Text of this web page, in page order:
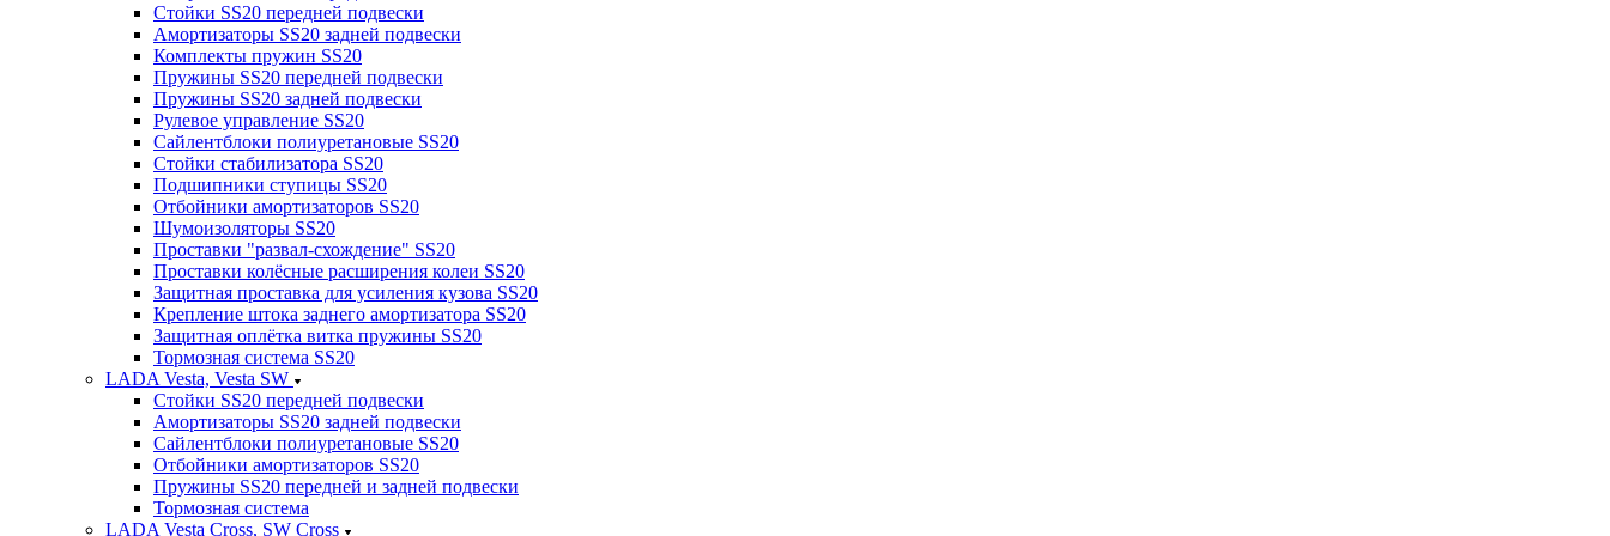
Стойки SS20 передней подвески
Амортизаторы SS20 задней подвески
Комплекты пружин SS20
Пружины SS20 передней подвески
Пружины SS20 задней подвески
Рулевое управление SS20
Сайлентблоки полиуретановые SS20
Стойки стабилизатора SS20
Подшипники ступицы SS20
Отбойники амортизаторов SS20
Шумоизоляторы SS20
Проставки "развал-схождение" SS20
Проставки колёсные расширения колеи SS20
Защитная проставка для усиления кузова SS20
Крепление штока заднего амортизатора SS20
Защитная оплётка витка пружины SS20
Тормозная система SS20
LADA Vesta, Vesta SW
Стойки SS20 передней подвески
Амортизаторы SS20 задней подвески
Сайлентблоки полиуретановые SS20
Отбойники амортизаторов SS20
Пружины SS20 передней и задней подвески
Тормозная система
LADA Vesta Cross, SW Cross